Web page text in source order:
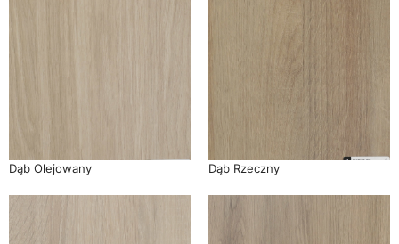
Dąb Olejowany Dąb Rzeczny